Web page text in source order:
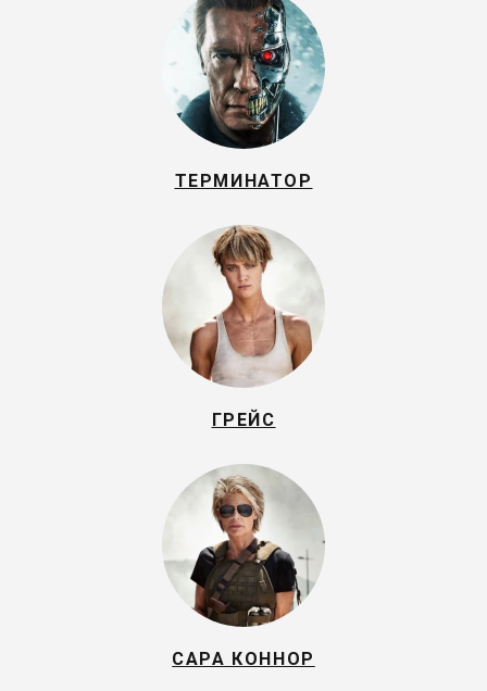
ТЕРМИНАТОР
ГРЕЙС
САРА КОННОР